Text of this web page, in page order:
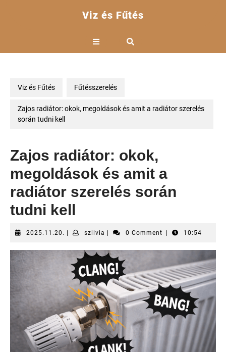
Viz és Fűtés
Open
Viz és Fűtés Fűtésszerelés
Zajos radiátor: okok, megoldások és amit a radiátor szerelés
során tudni kell
Zajos radiátor: okok,
megoldások és amit a
radiátor szerelés során
tudni kell
2025.11.20. 2025.11.20.
szilvia szilvia 0 Comment 10:54